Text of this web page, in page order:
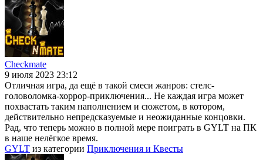
Checkmate
9 июля 2023 23:12
Отличная игра, да ещё в такой смеси жанров: стелс-
головоломка-хоррор-приключения... Не каждая игра может
похвастать таким наполнением и сюжетом, в котором,
действительно непредсказуемые и неожиданные концовки.
Рад, что теперь можно в полной мере поиграть в GYLT на ПК
в наше нелёгкое время.
GYLT из категории Приключения и Квесты